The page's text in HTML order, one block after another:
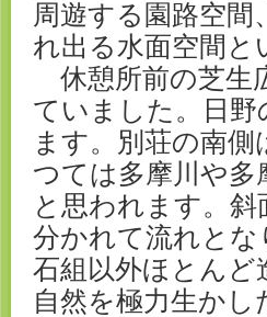
周遊する園路空
れ出る水面空間
休憩所前の芝生
ていました。日
ます。別荘の南
つては多摩川や
と思われます。
分かれて流れとな
石組以外ほとんど
自然を極力生かし